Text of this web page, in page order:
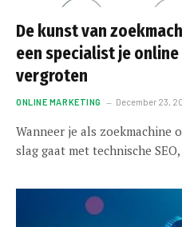
De kunst van
een specialist je
vergroten
ONLINE MARKETING December 23,
Wanneer je als zoekmachine
slag gaat met technische